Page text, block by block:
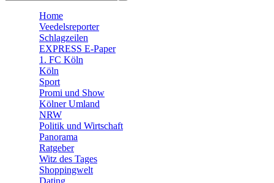
🛒 Shoppingwelt
Home
Veedelsreporter
Schlagzeilen
EXPRESS E-Paper
1. FC Köln
Köln
Sport
Promi und Show
Kölner Umland
NRW
Politik und Wirtschaft
Panorama
Ratgeber
Witz des Tages
Shoppingwelt
Dating